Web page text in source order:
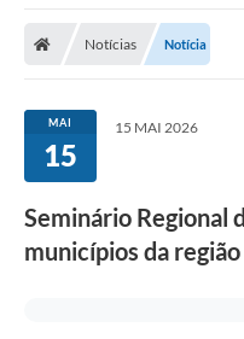
Notícias Notícia
MAI
15
15 MAI 2026
Seminário Regional
municípios da